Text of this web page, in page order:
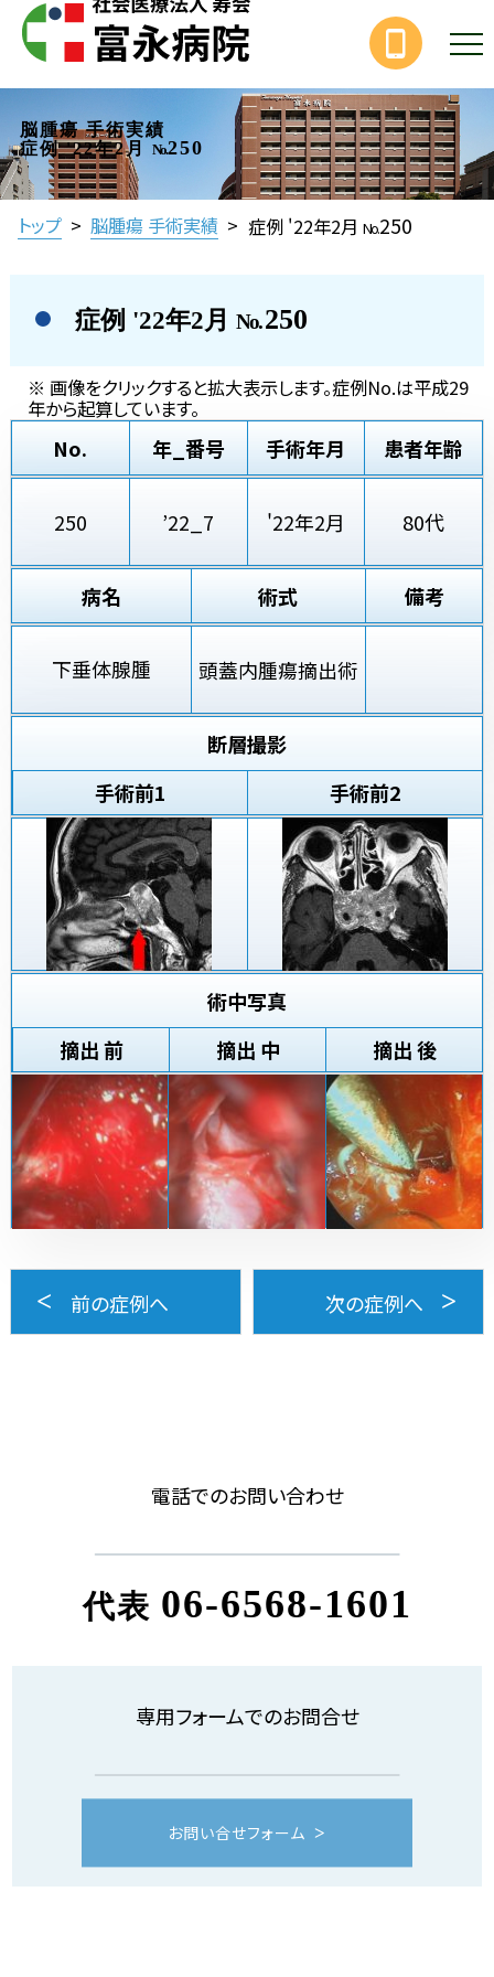
脳腫瘍 手術実績
症例 '22年2月
No.250
トップ > 脳腫瘍 手術実績 > 症例 '22年2月 No.250
症例 '22年2月 No.250
※ 画像をクリックすると拡大表示します。症例No.は平成29
年から起算しています。
No. 年_番号 手術年月 患者年齢
250 ’22_7 '22年2月 80代
病名 術式 備考
下垂体腺腫 頭蓋内腫瘍摘出術
断層撮影
手術前1 手術前2
術中写真
摘出 前
摘出 中 摘出 後
前の症例へ 次の症例へ
電話でのお問い合わせ
代表 06-6568-1601
専用フォームでのお問合せ
お問い合せフォーム